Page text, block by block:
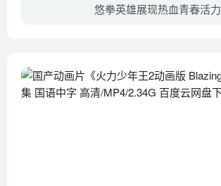
悠拳英雄展现热血青春活力